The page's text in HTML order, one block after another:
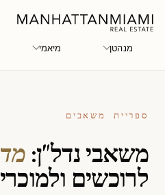
מנהטן מיאמי
ספריית משאבים
משאבי נדל"ן:
לרוכשים